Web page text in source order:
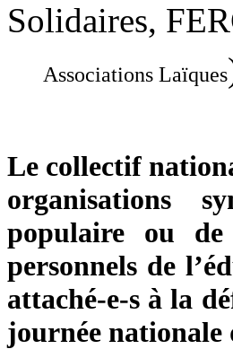
Solidaires,
Associations Laïques
Le collectif
organisations
populaire ou de
personnels de
attaché-e-s à la
journée